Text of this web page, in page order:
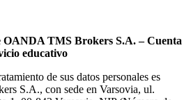
OANDA TMS Brokers S.A. – Cuenta
educativo
de sus datos personales es
S.A., con sede en Varsovia, ul.